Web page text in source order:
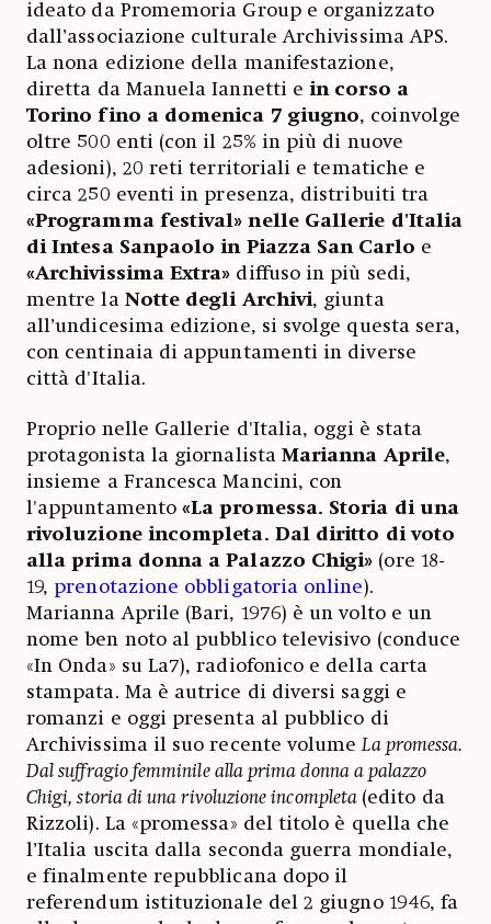
ideato da Promemoria Group e organizzato
dall’associazione culturale Archivissima APS.
La nona edizione della manifestazione,
diretta da Manuela Iannetti ein corso a
Torino fino a domenica 7 giugno, coinvolge
oltre 500 enti (con il 25% in più di nuove
adesioni), 20 reti territoriali e tematiche e
circa 250 eventi in presenza, distribuiti tra
«Programma festival» nelle Gallerie d'Italia
di Intesa Sanpaolo in Piazza San Carlo e
«Archivissima Extra» diffuso in più sedi,
mentre la Notte degli Archivi, giunta
all’undicesima edizione, si svolge questa sera,
con centinaia di appuntamenti in diverse
città d'Italia.
Proprio nelle Gallerie d'Italia, oggi è stata
protagonista la giornalista Marianna Aprile,
insieme a Francesca Mancini, con
l'appuntamento«La promessa. Storia di una
rivoluzione incompleta. Dal diritto di voto
alla prima donna a Palazzo Chigi» (ore 18-
19, prenotazione obbligatoria online).
Marianna Aprile (Bari, 1976) è un volto e un
nome ben noto al pubblico televisivo (conduce
«In Onda» su La7), radiofonico e della carta
stampata. Ma è autrice di diversi saggi e
romanzi e oggi presenta al pubblico di
Archivissima il suo recente volumeLa promessa.
Dal suffragio femminile alla prima donna a palazzo
Chigi, storia di una rivoluzione incompleta (edito da
Rizzoli). La «promessa» del titolo è quella che
l’Italia uscita dalla seconda guerra mondiale,
e finalmente repubblicana dopo il
referendum istituzionale del 2 giugno 1946, fa